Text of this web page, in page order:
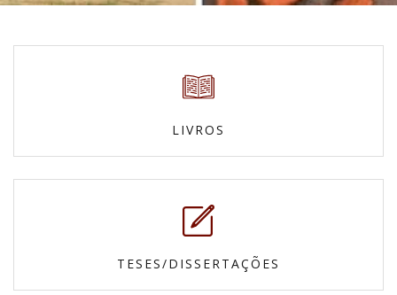
LIVROS
TESES/DISSERTAÇÕES